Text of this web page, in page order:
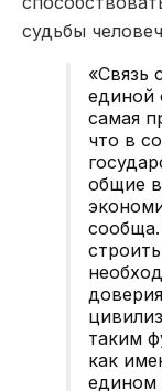
судьбы
«Связь
единой
самая
что в
общие
таким
как
едином